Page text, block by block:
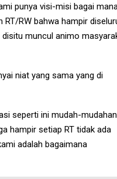
punya visi-misi bagai
RW bahwa hampir
muncul animo
niat yang sama yang di
seperti ini mudah-mudahan
hampir setiap RT tidak ada
adalah bagaimana